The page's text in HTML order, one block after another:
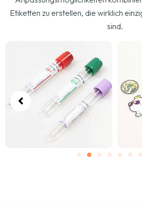
Etiketten zu erstellen, die wirklich
sind.